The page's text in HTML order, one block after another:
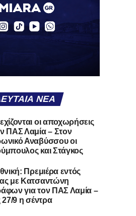
ΝΈΑ
οι αποχωρήσεις
ΠΑΣ Λαμία – Στον
Αναβύσσου οι
και Στάγκος
Πρεμιέρα εντός
με Κατσαντώνη
για τον ΠΑΣ Λαμία –
27/9 η σέντρα